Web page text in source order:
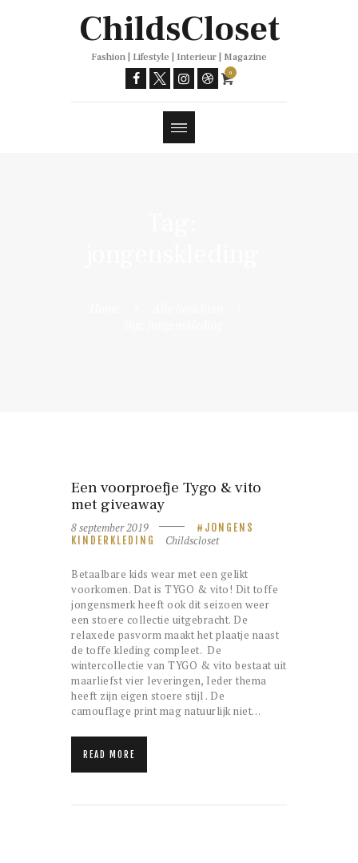
ChildsCloset
Fashion | Lifestyle | Interieur | Magazine
0
Een voorproefje Tygo & vito
met giveaway
8 september 2019
JONGENS
KINDERKLEDING
Childscloset
Betaalbare kids wear met een gelikt
voorkomen. Dat is TYGO & vito! Dit toffe
jongensmerk heeft ook dit seizoen weer
een stoere collectie uitgebracht. De
relaxede pasvorm maakt het plaatje naast
de toffe kleding compleet. De
wintercollectie van TYGO & vito bestaat uit
maarliefst vier leveringen, Ieder thema
heeft zijn eigen stoere stijl . De
camouflage print mag natuurlijk niet…
READ MORE